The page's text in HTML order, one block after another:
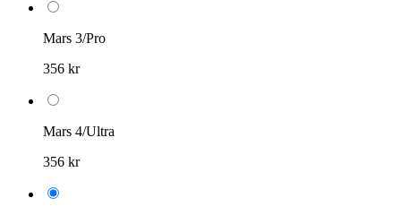
Mars 3/Pro
356 kr
Mars 4/Ultra
356 kr